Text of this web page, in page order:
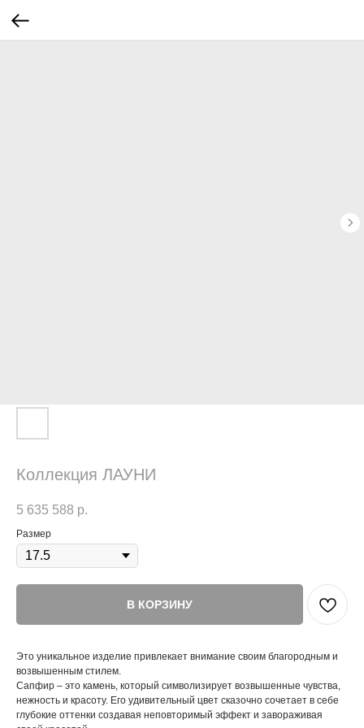
Коллекция ЛАУНИ
5 635 588 р.
Размер
В КОРЗИНУ
Это уникальное изделие привлекает внимание своим благородным и
возвышенным стилем.
Сапфир – это камень, который символизирует возвышенные чувства,
нежность и красоту. Его удивительный цвет сказочно сочетает в себе
глубокие оттенки создавая неповторимый эффект и завораживая